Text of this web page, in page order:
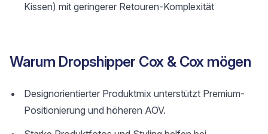
Kissen) mit geringerer Retouren-Komplexität
Warum Dropshipper Cox & Cox mögen
Designorientierter Produktmix unterstützt Premium-
Positionierung und höheren AOV.